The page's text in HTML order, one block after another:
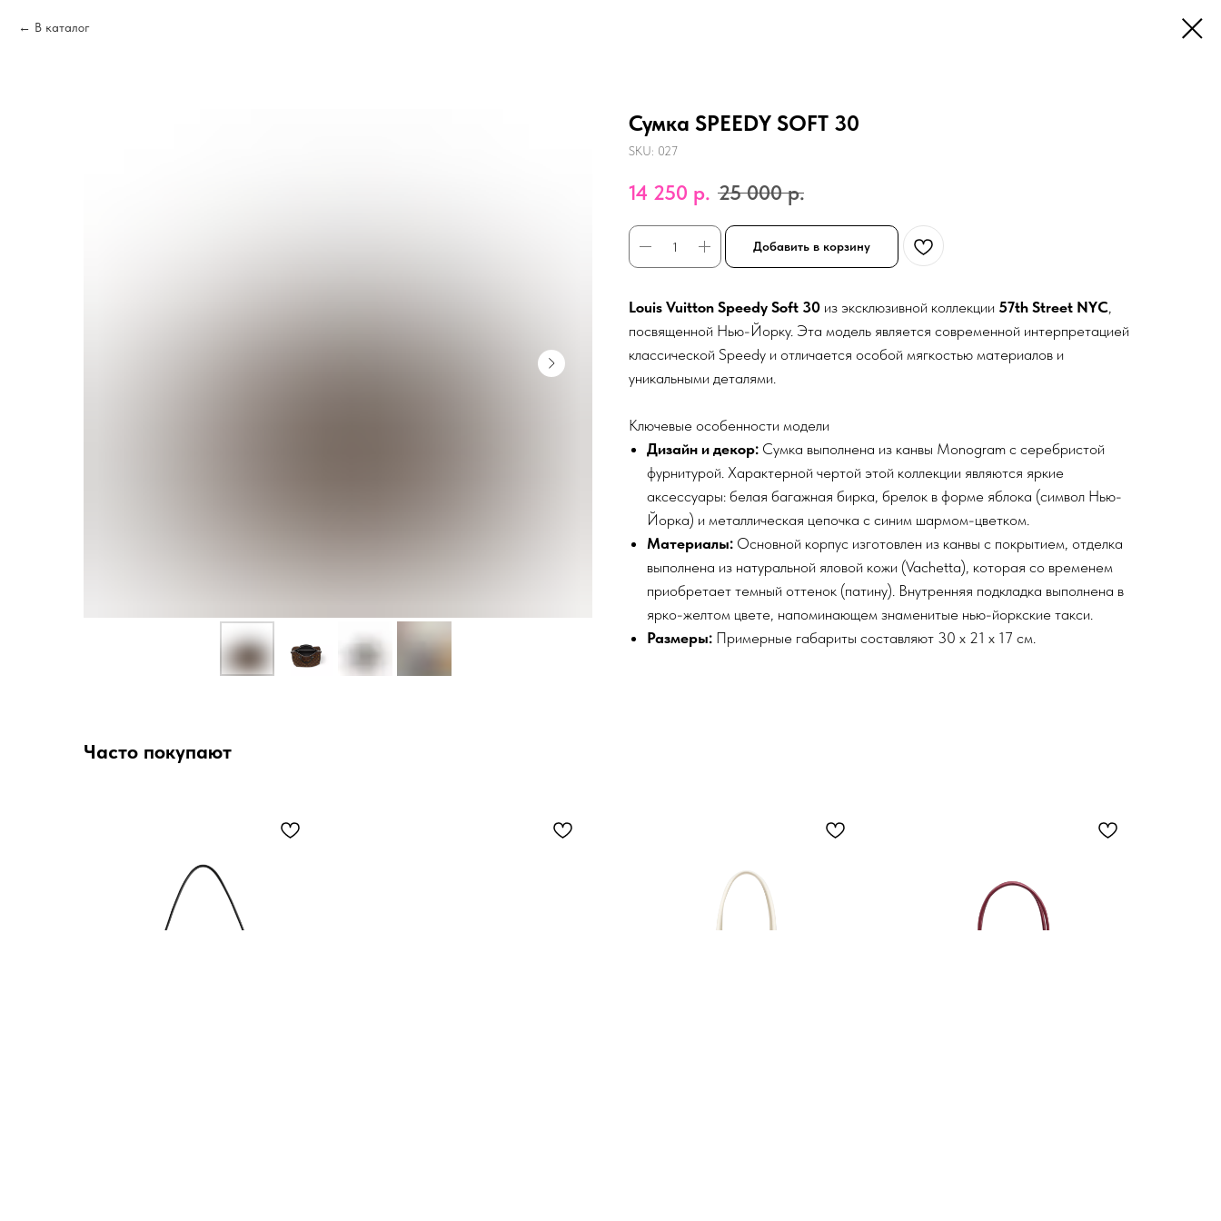
В каталог
Сумка SPEEDY SOFT 30
SKU: 027
14 250 р. 25 000 р.
Добавить в корзину
Louis Vuitton Speedy Soft 30 из эксклюзивной коллекции 57th Street NYC
посвященной Нью-Йорку. Эта модель является современной интерпретацией
классической Speedy и отличается особой мягкостью материалов и
уникальными деталями.
Ключевые особенности модели
Дизайн и декор: Сумка выполнена из канвы Monogram с серебристой
фурнитурой. Характерной чертой этой коллекции являются яркие
аксессуары: белая багажная бирка, брелок в форме яблока (символ Нью-
Йорка) и металлическая цепочка с синим шармом-цветком.
Материалы: Основной корпус изготовлен из канвы с покрытием, отделка
выполнена из натуральной яловой кожи (Vachetta), которая со временем
приобретает темный оттенок (патину). Внутренняя подкладка выполнена в
ярко-желтом цвете, напоминающем знаменитые нью-йоркские такси.
Размеры: Примерные габариты составляют 30 x 21 x 17 см.
Часто покупают